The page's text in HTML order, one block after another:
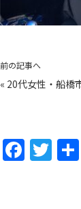
前の記事へ
« 20代女性・船橋
F T